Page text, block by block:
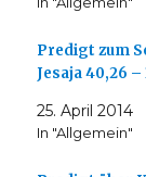
Predigt zum
Jesaja 40,26
25. April 2014
In "Allgemein"